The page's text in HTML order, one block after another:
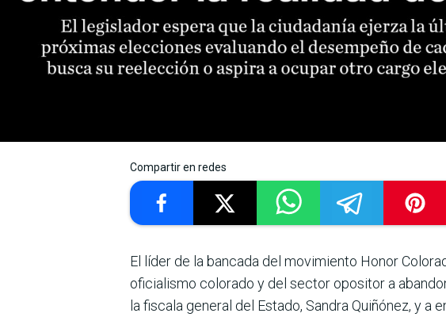
Compartir en redes
El líder de la bancada del movimiento Honor
oficialismo colorado y del sector opositor a
la fiscala general del Estado, Sandra Quiñónez, y a